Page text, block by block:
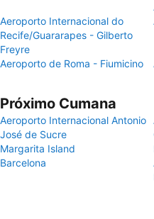
Aeroporto Internacional do
Recife/Guararapes - Gilberto
Freyre
Aeroporto de Roma - Fiumicino
Próximo Cumana
Aeroporto Internacional Antonio
José de Sucre
Margarita Island
Barcelona